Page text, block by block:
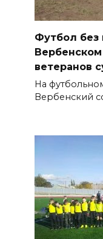
Футбол без
ветеранов
На
Вербенский